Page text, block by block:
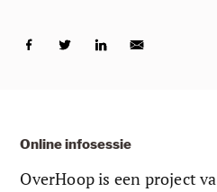
Online infosessie
OverHoop is een project